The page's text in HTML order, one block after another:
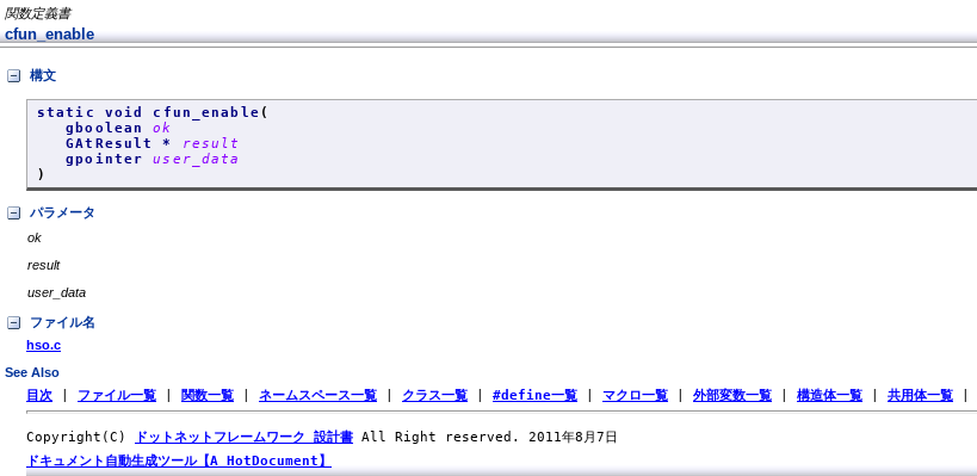
関数定義書
cfun_enable
構文
static void cfun_enable (
gbooleanok
GAtResult *
result
gpointeruser_data
)
パラメータ
ok
result
user_data
ファイル名
hso.c
See Also
目次 ファイル一覧 関数一覧 ネームスペース一覧 クラス一覧 #define一覧 マクロ一覧 外部変数一覧 構造体一覧 共用体一覧
Copyright(C) ドットネットフレームワーク 設計書 All Right reserved. 2011年8月7日
ドキュメント自動生成ツール【A HotDocument】